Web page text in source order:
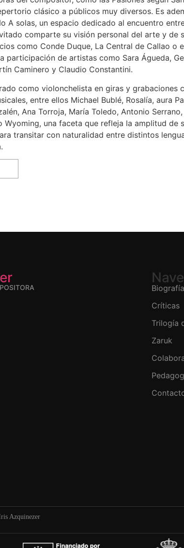
clásico a públicos muy diversos. Es
A solas, un espacio dedicado al encuentro
comparte su visión personal del arte y de
como Conde Duque, La Central de Callao o
participación de artistas como Sara Águeda,
Caminero y Claudio Constantini.
como violonchelista en giras y grabaciones
entre ellos Michael Bublé, Rosalía, aura
Ana Torroja, María Toledo, Antonio
Wyoming, una faceta que refleja la amplitud de
transitar con naturalidad entre distintos
Biografía
Críticas
Trilogía
Zaruk
Azquinezer